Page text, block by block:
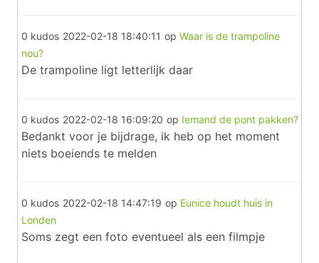
0 kudos 2022-02-18 18:40:11 op Waar is de trampoline
nou?
De trampoline ligt letterlijk daar
0 kudos 2022-02-18 16:09:20 op Iemand de pont pakken?
Bedankt voor je bijdrage, ik heb op het moment
niets boeiends te melden
0 kudos 2022-02-18 14:47:19 op Eunice houdt huis in
Londen
Soms zegt een foto eventueel als een filmpje